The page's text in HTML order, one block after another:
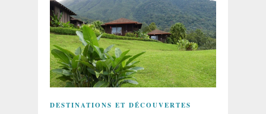
DESTINATIONS ET DÉCOUVERTES